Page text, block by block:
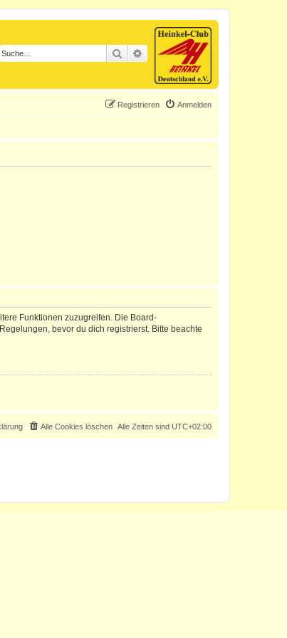
Suche Erweiterte Suche
Anmelden
Registrieren
Funktionen zuzugreifen. Die Board-
bevor du dich registrierst. Bitte beachte
Alle Zeiten sind UTC+02:00
Alle Cookies löschen